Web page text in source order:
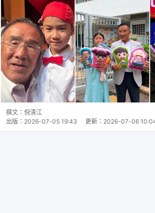
撰文： 倪清江
出版： 2026-07-05 19:43 更新： 2026-07-06